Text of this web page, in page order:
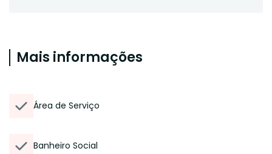
Mais informações
Área de Serviço
Banheiro Social